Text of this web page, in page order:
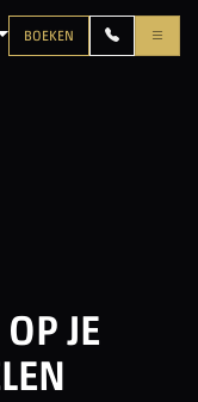
NEDERLANDS
BOEKEN
JE